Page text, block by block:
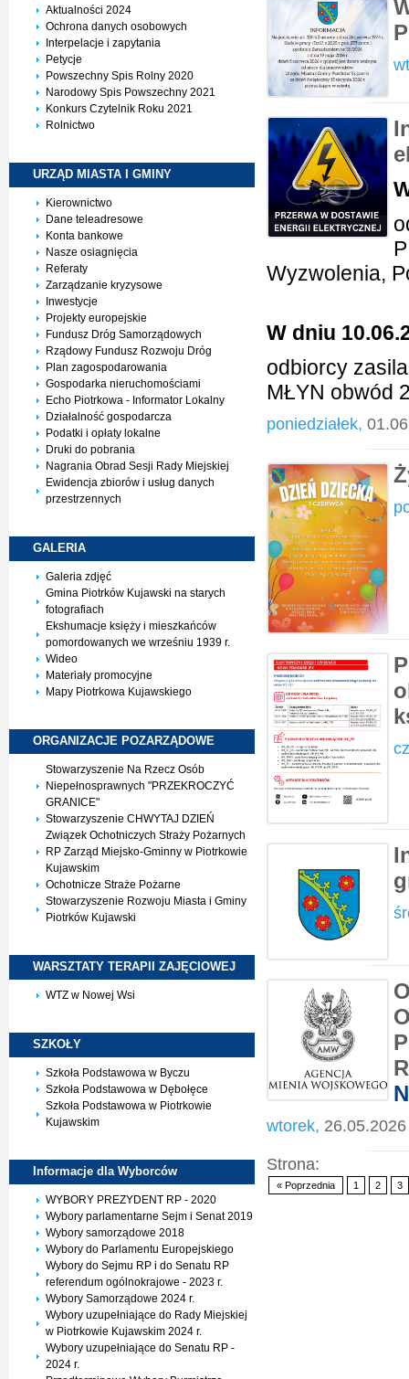
Aktualności 2024
Ochrona danych osobowych
Interpelacje i zapytania
Petycje
Powszechny Spis Rolny 2020
Narodowy Spis Powszechny 2021
Konkurs Czytelnik Roku 2021
Rolnictwo
URZĄD MIASTA I GMINY
Kierownictwo
Dane teleadresowe
Konta bankowe
Nasze osiagnięcia
Referaty
Zarządzanie kryzysowe
Inwestycje
Projekty europejskie
Fundusz Dróg Samorządowych
Rządowy Fundusz Rozwoju Dróg
Plan zagospodarowania
Gospodarka nieruchomościami
Echo Piotrkowa - Informator Lokalny
Działalność gospodarcza
Podatki i opłaty lokalne
Druki do pobrania
Nagrania Obrad Sesji Rady Miejskiej
Ewidencja zbiorów i usług danych
przestrzennych
GALERIA
Galeria zdjęć
Gmina Piotrków Kujawski na starych
fotografiach
Ekshumacje księży i mieszkańców
pomordowanych we wrześniu 1939 r.
Wideo
Materiały promocyjne
Mapy Piotrkowa Kujawskiego
ORGANIZACJE POZARZĄDOWE
Stowarzyszenie Na Rzecz Osób
Niepełnosprawnych "PRZEKROCZYĆ
GRANICE"
Stowarzyszenie CHWYTAJ DZIEŃ
Związek Ochotniczych Straży Pożarnych
RP Zarząd Miejsko-Gminny w Piotrkowie
Kujawskim
Ochotnicze Straże Pożarne
Stowarzyszenie Rozwoju Miasta i Gminy
Piotrków Kujawski
WARSZTATY TERAPII ZAJĘCIOWEJ
WTZ w Nowej Wsi
SZKOŁY
Szkoła Podstawowa w Byczu
Szkoła Podstawowa w Dębołęce
Szkoła Podstawowa w Piotrkowie
Kujawskim
Informacje dla Wyborców
WYBORY PREZYDENT RP - 2020
Wybory parlamentarne Sejm i Senat 2019
Wybory samorządowe 2018
Wybory do Parlamentu Europejskiego
Wybory do Sejmu RP i do Senatu RP
referendum ogólnokrajowe - 2023 r.
Wybory Samorządowe 2024 r.
Wybory uzupełniające do Rady Miejskiej
w Piotrkowie Kujawskim 2024 r.
Wybory uzupełniające do Senatu RP -
2024 r.
Wyzwolenia,
W dniu
odbiorcy
MŁYN obwód
poniedziałek,
wtorek,
Strona:
« Poprzednia 1 2 3